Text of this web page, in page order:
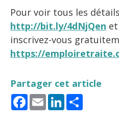
Pour voir tous les
http://bit.ly/4dNjQen
inscrivez-vous
https://
Partager cet article
Facebook
EmailLinkedIn